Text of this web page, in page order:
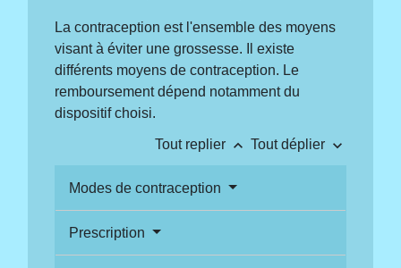
La contraception est l'ensemble des moyens
visant à éviter une grossesse. Il existe
différents moyens de contraception. Le
remboursement dépend notamment du
dispositif choisi.
Tout replier keyboard_arrow_up Tout déplier keyboard_arrow_down
Modes de contraception
Prescription